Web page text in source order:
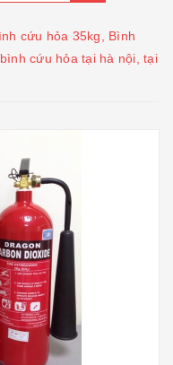
cứu hỏa 35kg, Bình
cứu hỏa tại hà nội, tại